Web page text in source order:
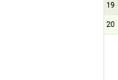
19
20